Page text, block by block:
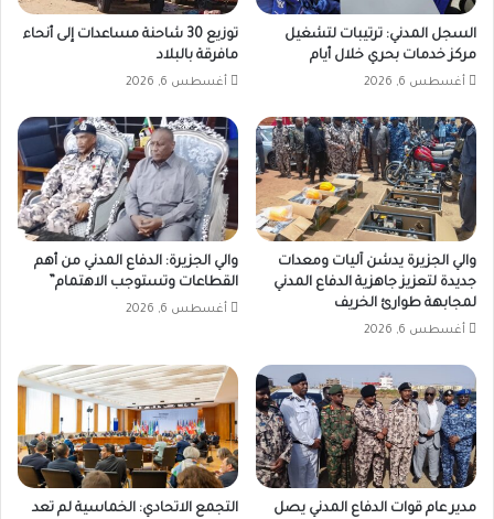
السجل المدني: ترتيبات لتشغيل
مركز خدمات بحري خلال أيام
أغسطس 6, 2026
توزيع 30 شاحنة مساعدات إلى أنحاء
مافرقة بالبلاد
أغسطس 6, 2026
والي الجزيرة يدشن آليات ومعدات
جديدة لتعزيز جاهزية الدفاع المدني
لمجابهة طوارئ الخريف
أغسطس 6, 2026
والي الجزيرة: الدفاع المدني من أهم
القطاعات وتستوجب الاهتمام”
أغسطس 6, 2026
مدير عام قوات الدفاع المدني يصل
التجمع الاتحادي: الخماسية لم تعد